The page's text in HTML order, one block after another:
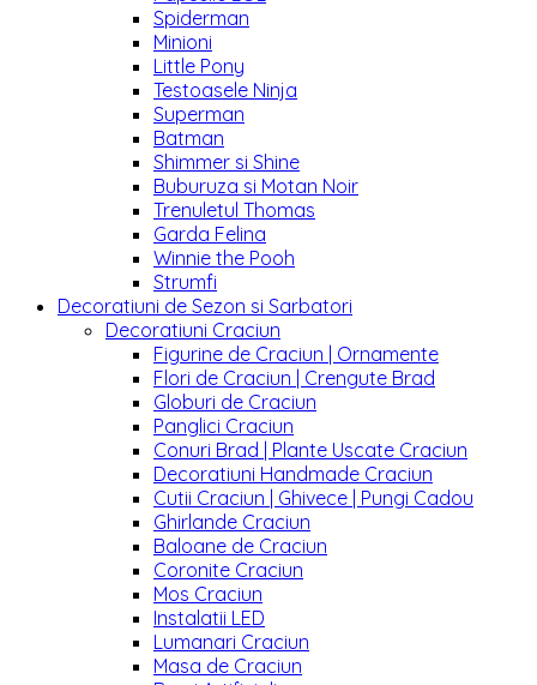
Spiderman
Minioni
Little Pony
Testoasele Ninja
Superman
Batman
Shimmer si Shine
Buburuza si Motan Noir
Trenuletul Thomas
Garda Felina
Winnie the Pooh
Strumfi
Decoratiuni de Sezon si Sarbatori
Decoratiuni Craciun
Figurine de Craciun | Ornamente
Flori de Craciun | Crengute Brad
Globuri de Craciun
Panglici Craciun
Conuri Brad | Plante Uscate Craciun
Decoratiuni Handmade Craciun
Cutii Craciun | Ghivece | Pungi Cadou
Ghirlande Craciun
Baloane de Craciun
Coronite Craciun
Mos Craciun
Instalatii LED
Lumanari Craciun
Masa de Craciun